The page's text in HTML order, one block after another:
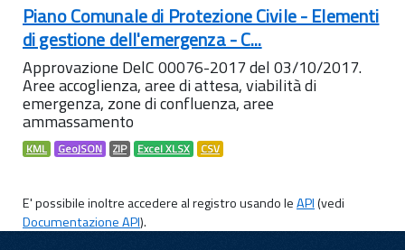
Piano Comunale di Protezione Civile - Elementi
di gestione dell'emergenza - C...
Approvazione DelC 00076-2017 del 03/10/2017.
Aree accoglienza, aree di attesa, viabilità di
emergenza, zone di confluenza, aree
ammassamento
KML GeoJSON ZIP Excel XLSX CSV
E' possibile inoltre accedere al registro usando leAPI(vedi
Documentazione API).